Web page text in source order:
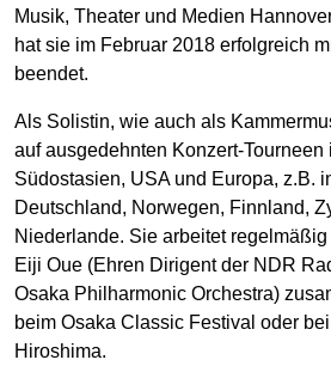
Musik, Theater und Medien
hat sie im Februar 2018 erfolgreich
beendet.
Als Solistin, wie auch als
auf ausgedehnten Konzert-Tourneen
Südostasien, USA und Europa, z.B.
Deutschland, Norwegen, Finnland,
Niederlande. Sie arbeitet
Eiji Oue (Ehren Dirigent der NDR
Osaka Philharmonic Orchestra)
beim Osaka Classic Festival oder
Hiroshima.